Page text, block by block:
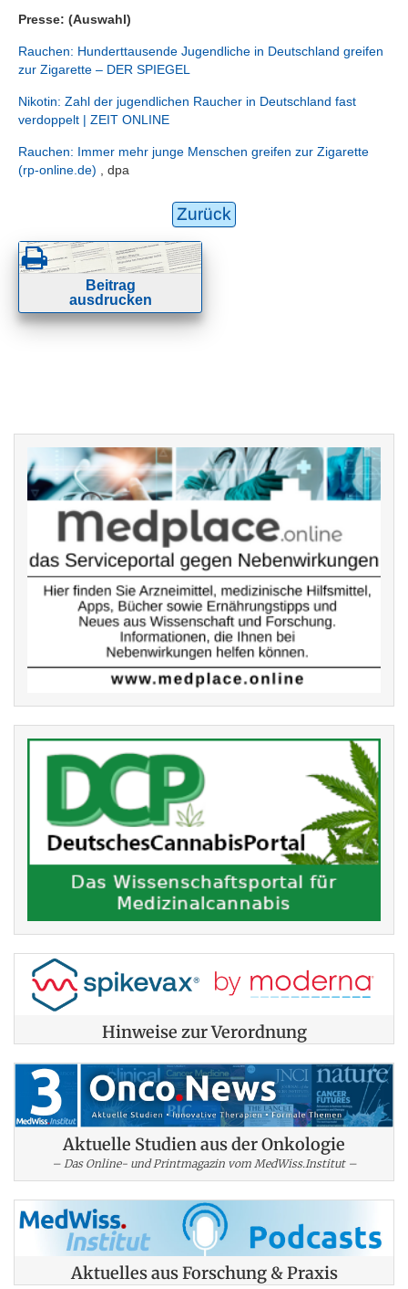
Presse: (Auswahl)
Rauchen: Hunderttausende Jugendliche in Deutschland greifen
zur Zigarette – DER SPIEGEL
Nikotin: Zahl der jugendlichen Raucher in Deutschland fast
verdoppelt | ZEIT ONLINE
Rauchen: Immer mehr junge Menschen greifen zur Zigarette
(rp-online.de) , dpa
Zurück
Beitrag
ausdrucken
Hinweise zur Verordnung
Aktuelle Studien aus der Onkologie
– Das Online- und Printmagazin vom MedWiss.Institut –
Aktuelles aus Forschung & Praxis